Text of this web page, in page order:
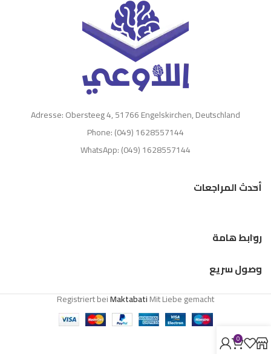
Adresse: Obersteeg 4, 51766 Engelskirchen, Deutschland
Phone: (049) 1628557144
WhatsApp: (049) 1628557144
أحدث المراجعات
روابط هامة
وصول سريع
Registriert beiMaktabatiMit Liebe gemacht
0